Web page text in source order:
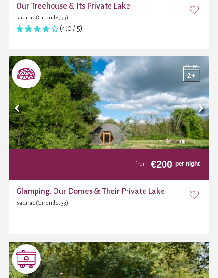
Our Treehouse & Its Private Lake
Sadirac (Gironde, 33)
(4,0 / 5)
from €200 per night
Glamping: Our Domes & Their Private Lake
Sadirac (Gironde, 33)